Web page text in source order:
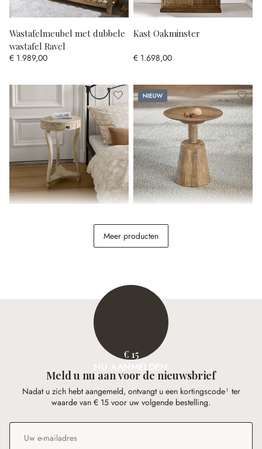
Wastafelmeubel met dubbele
wastafel Ravel
€ 1.989,00
Kast Oakminster
€ 1.698,00
Nieuw
€ 198,00
Meer producten
€ 15
NU AANMELDEN
Meld u nu aan voor de nieuwsbrief
Nadat u zich hebt aangemeld, ontvangt u een kortingscode¹ ter
waarde van € 15 voor uw volgende bestelling.
E-mailadres*